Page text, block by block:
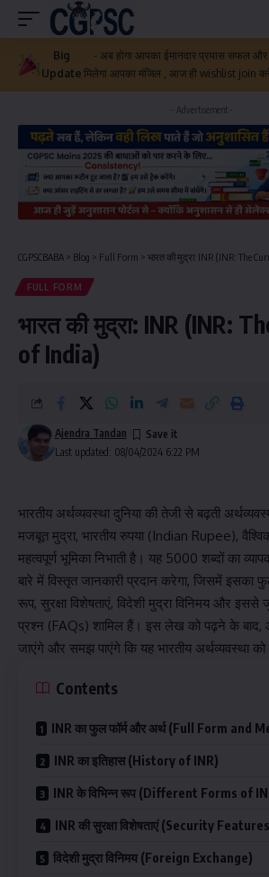
Big
Update
- अब होगा आपका ईमानदार प्रयास सफल और
मिलेगा आपका मंजिल , आज ही wishlist join
- Advertisement -
CGPSCBABA > Blog > Full Form > भारत की मुद्रा: INR (INR: The
FULL FORM
भारत की मुद्रा: INR (INR:
of India)
Last updated: 08/04/2024 6:22 PM
Ajendra Tandan
भारतीय अर्थव्यवस्था दुनिया की तेजी से बढ़ती
मजबूत मुद्रा, भारतीय रुपया (Indian Rupee), वैश्विक
महत्वपूर्ण भूमिका निभाती है। यह 5000 शब्दों का
बारे में विस्तृत जानकारी प्रदान करेगा, जिसमें इसका
रूप, सुरक्षा विशेषताएं, विदेशी मुद्रा विनिमय और
प्रश्न (FAQs) शामिल हैं। इस लेख को पढ़ने के बाद,
जाएंगे और समझ पाएंगे कि यह भारतीय अर्थव्यवस्था
Contents
INR का फुल फॉर्म और अर्थ (Full Form and
INR का इतिहास (History of INR)
INR के विभिन्न रूप (Different Forms of
INR की सुरक्षा विशेषताएं (Security
विदेशी मुद्रा विनिमय (Foreign Exchange)